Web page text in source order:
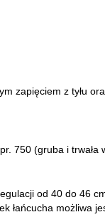
zapięciem z tyłu
750 (gruba i trwała
od 40 do 46
łańcucha możliwa